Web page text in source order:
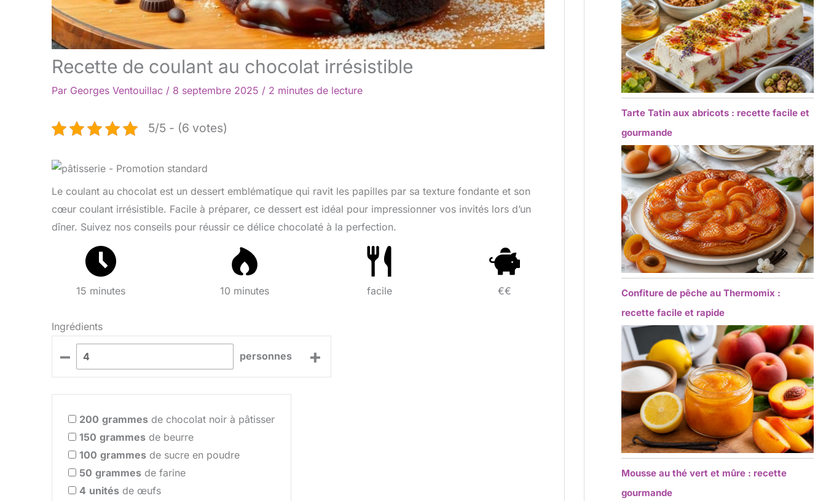
Recette de coulant au chocolat irrésistible
Par Georges Ventouillac / 8 septembre 2025 / 2 minutes de lecture
5/5 - (6 votes)
Le coulant au chocolat est un dessert emblématique qui ravit les papilles par sa texture fondante et son
cœur coulant irrésistible. Facile à préparer, ce dessert est idéal pour impressionner vos invités lors d’un
dîner. Suivez nos conseils pour réussir ce délice chocolaté à la perfection.
15 minutes 10 minutes facile €€
Ingrédients
– personnes +
200 grammes de chocolat noir à pâtisser
150 grammes de beurre
100 grammes de sucre en poudre
50 grammes de farine
4 unités de œufs
Tarte Tatin aux abricots : recette facile et
gourmande
Confiture de pêche au Thermomix :
recette facile et rapide
Mousse au thé vert et mûre : recette
gourmande